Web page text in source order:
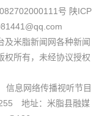
号 陕ICP
及米脂新闻网各种新闻
权所有，未经协议授权
息网络传播视听节目
地址：米脂县融媒